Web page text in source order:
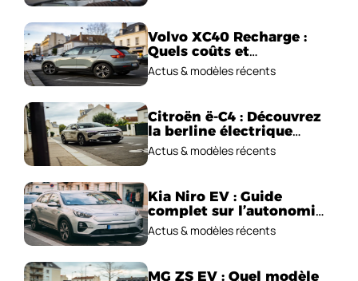
Volvo XC40 Recharge :
Quels coûts et
performances
électriques ?
Actus & modèles récents
Citroën ë-C4 : Découvrez
la berline électrique
emblématique!
Actus & modèles récents
Kia Niro EV : Guide
complet sur l’autonomie
et le prix !
Actus & modèles récents
MG ZS EV : Quel modèle